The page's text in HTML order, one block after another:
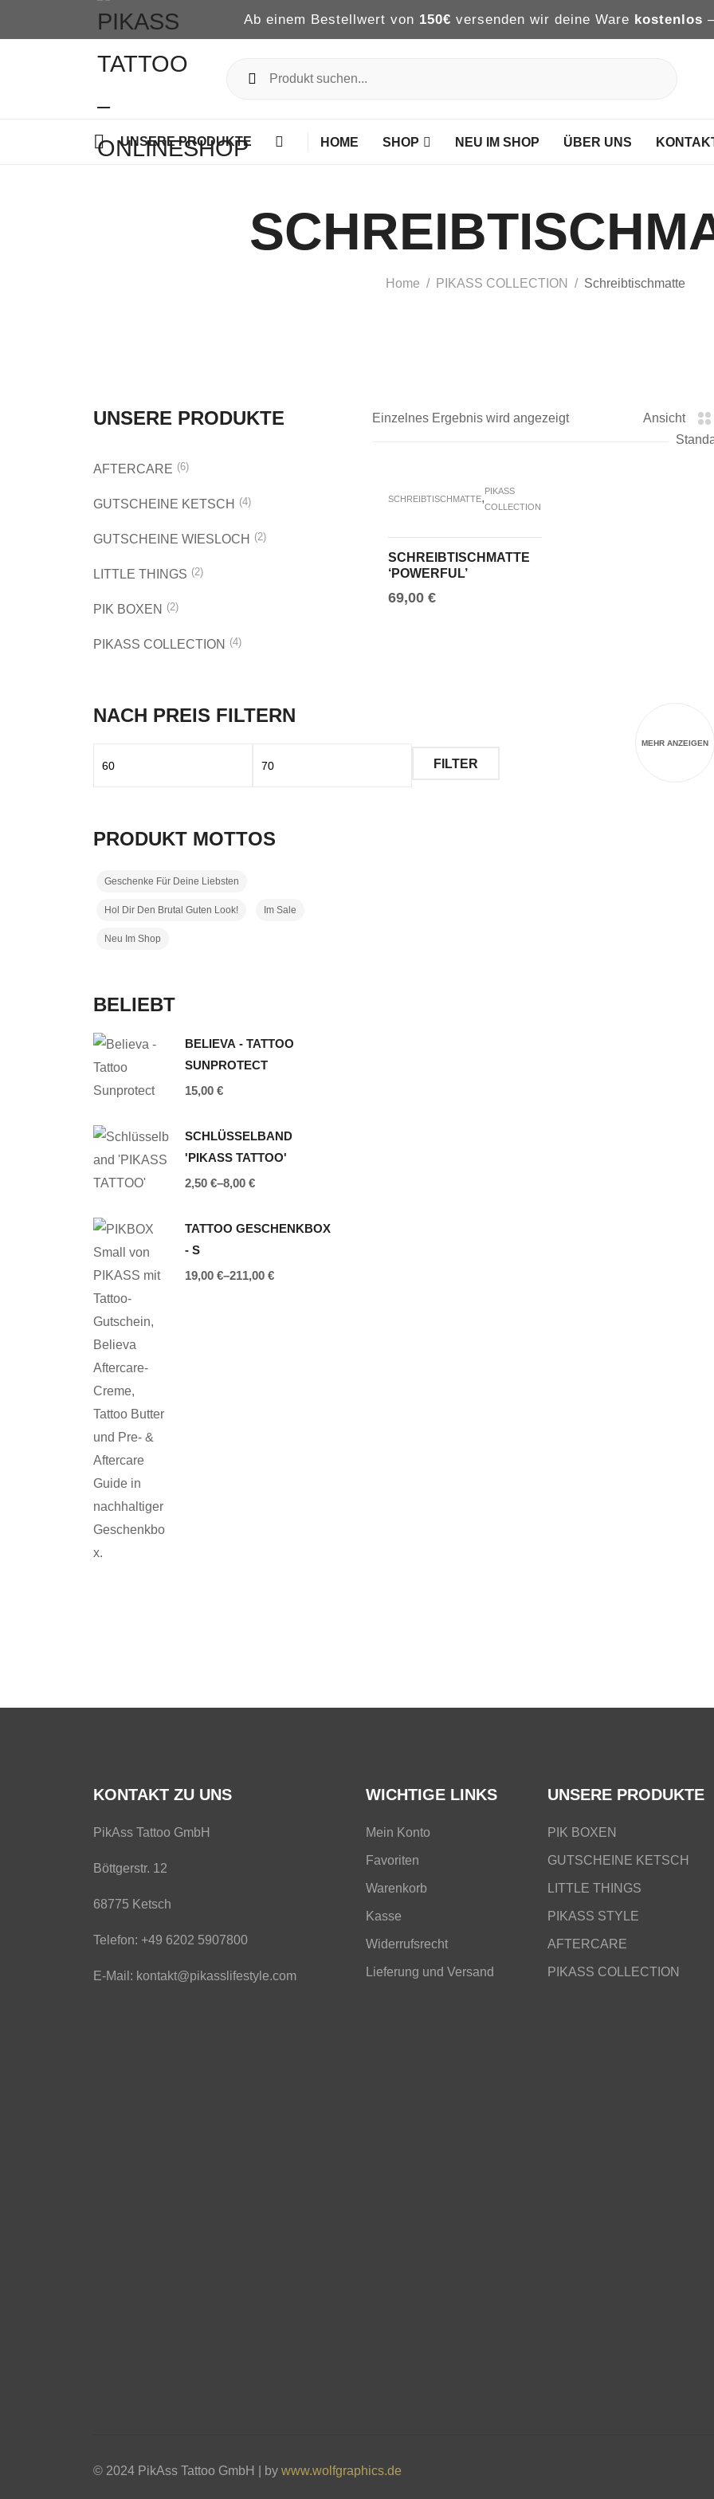
Ab einem Bestellwert von 150€ versenden wir deine Ware kostenlos
UNSERE PRODUKTE HOME SHOP NEU IM SHOP ÜBER UNS
Home PIKASS COLLECTION Schreibtischmatte
Einzelnes Ergebnis wird angezeigt Ansicht
SCHREIBTISCHMATTE,PIKASS
COLLECTION
SCHREIBTISCHMATTE
‘POWERFUL’
69,00 €
MEHR ANZEIGEN
UNSERE PRODUKTE
AFTERCARE (6)
GUTSCHEINE KETSCH (4)
GUTSCHEINE WIESLOCH (2)
LITTLE THINGS (2)
PIK BOXEN (2)
PIKASS COLLECTION (4)
NACH PREIS FILTERN
FILTER
PRODUKT MOTTOS
Geschenke Für Deine Liebsten
Hol Dir Den Brutal Guten Look! Im Sale
Neu Im Shop
BELIEBT
BELIEVA - TATTOO
SUNPROTECT
15,00 €
SCHLÜSSELBAND
'PIKASS TATTOO'
8,00 €
–
2,50 €
TATTOO GESCHENKBOX
- S
211,00 €
–
19,00 €
KONTAKT ZU UNS
PikAss Tattoo GmbH
Böttgerstr. 12
68775 Ketsch
Telefon: +49 6202 5907800
E-Mail: kontakt@pikasslifestyle.com
WICHTIGE LINKS
Mein Konto
Favoriten
Warenkorb
Kasse
Widerrufsrecht
Lieferung und Versand
UNSERE PRODUKTE
PIK BOXEN
GUTSCHEINE KETSCH
LITTLE THINGS
PIKASS STYLE
AFTERCARE
PIKASS COLLECTION
© 2024 PikAss Tattoo GmbH | by www.wolfgraphics.de